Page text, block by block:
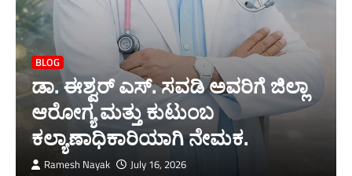
BLOG
ಡಾ. ಈಶ್ವರ್ ಎಸ್. ಸವಡಿ ಅವರಿಗೆ ಜಿಲ್ಲಾ
ಆರೋಗ್ಯ ಮತ್ತು ಕುಟುಂಬ
ಕಲ್ಯಾಣಾಧಿಕಾರಿಯಾಗಿ ನೇಮಕ.
Ramesh Nayak July 16, 2026